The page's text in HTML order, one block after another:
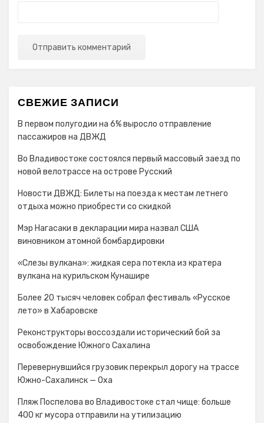
СВЕЖИЕ ЗАПИСИ
В первом полугодии на 6% выросло отправление
пассажиров на ДВЖД
Во Владивостоке состоялся первый массовый заезд по
новой велотрассе на острове Русский
Новости ДВЖД: Билеты на поезда к местам летнего
отдыха можно приобрести со скидкой
Мэр Нагасаки в декларации мира назвал США
виновником атомной бомбардировки
«Слезы вулкана»: жидкая сера потекла из кратера
вулкана на курильском Кунашире
Более 20 тысяч человек собрал фестиваль «Русское
лето» в Хабаровске
Реконструкторы воссоздали исторический бой за
освобождение Южного Сахалина
Перевернувшийся грузовик перекрыл дорогу на трассе
Южно-Сахалинск — Оха
Пляж Поспелова во Владивостоке стал чище: больше
400 кг мусора отправили на утилизацию